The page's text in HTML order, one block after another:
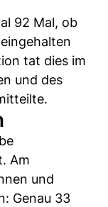
92 Mal, ob
tat dies im
und des
Am
und
Genau 33